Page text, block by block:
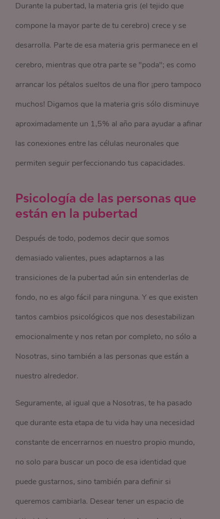
Durante la pubertad, la materia gris (el tejido que
compone la mayor parte de tu cerebro) crece y se
desarrolla. Parte de esa materia gris permanece en el
cerebro, mientras que otra parte se "poda"; es como
arrancar los pétalos sueltos de una flor ¡pero tampoco
muchos! Digamos que la materia gris sólo disminuye
aproximadamente un 1,5% al año para ayudar a afinar
las conexiones entre las células neuronales que
permiten seguir perfeccionando tus capacidades.
Psicología de las personas que
están en la pubertad
Después de todo, podemos decir que somos
demasiado valientes, pues adaptarnos a las
transiciones de la pubertad aún sin entenderlas de
fondo, no es algo fácil para ninguna. Y es que existen
tantos cambios psicológicos que nos desestabilizan
emocionalmente y nos retan por completo, no sólo a
Nosotras, sino también a las personas que están a
nuestro alrededor.
Seguramente, al igual que a Nosotras, te ha pasado
que durante esta etapa de tu vida hay una necesidad
constante de encerrarnos en nuestro propio mundo,
no solo para buscar un poco de esa identidad que
puede gustarnos, sino también para definir si
queremos cambiarla. Desear tener un espacio de